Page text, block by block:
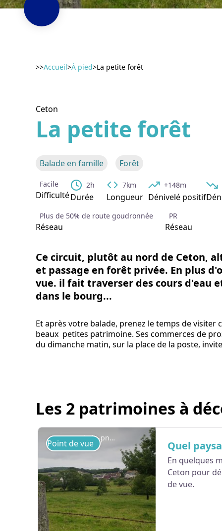
>>Accueil>À pied>La petite forêt
Ceton
La petite forêt
Balade en famille Forêt
Facile
Difficulté
2h
Durée
7km
Longueur
+148m
Dénivelé positif
Plus de 50% de route goudronnée
Réseau
PR
Réseau
Ce circuit, plutôt au nord de Ceton,
et passage en forêt privée. En plus
vue. il fait traverser des cours d'eau
dans le bourg...
Et après votre balade, prenez le temps de
beaux petites patrimoine. Ses commerces de
du dimanche matin, sur la place de la poste,
Les 2 patrimoines à
admin-pnrp
Point de vue Quel
En quelques
Ceton pour
de vue.